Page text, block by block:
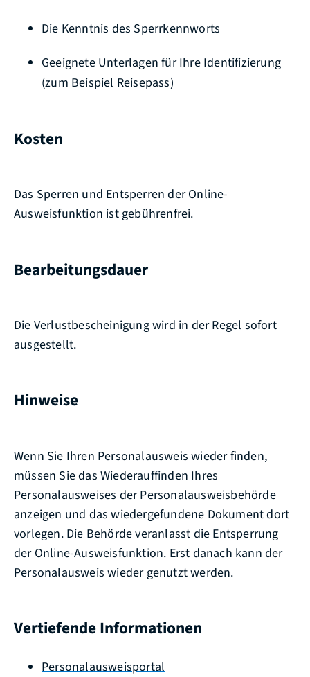
Die Kenntnis des Sperrkennworts
Geeignete Unterlagen für Ihre Identifizierung
(zum Beispiel Reisepass)
Kosten
Das Sperren und Entsperren der Online-
Ausweisfunktion ist gebührenfrei.
Bearbeitungsdauer
Die Verlustbescheinigung wird in der Regel sofort
ausgestellt.
Hinweise
Wenn Sie Ihren Personalausweis wieder finden,
müssen Sie das Wiederauffinden Ihres
Personalausweises der Personalausweisbehörde
anzeigen und das wiedergefundene Dokument dort
vorlegen.Die Behördeveranlasst die Entsperrung
der Online-Ausweisfunktion. Erst danach kann der
Personalausweis wieder genutzt werden.
Vertiefende Informationen
Personalausweisportal